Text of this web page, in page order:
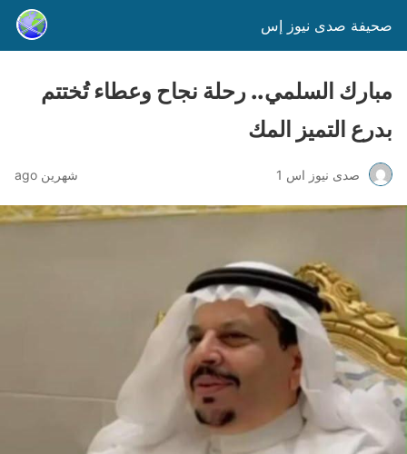
صحيفة صدى نيوز إس
مبارك السلمي.. رحلة نجاح وعطاء تُختتم
بدرع التميز المك
صدى نيوز اس 1 شهرين ago